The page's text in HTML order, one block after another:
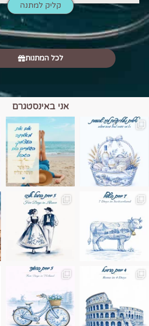
קליק למתנה
לכל המתנות
אני באינסטגרם
הם הגבול 💙🩵
בחבל אלזס צרפת
בחופשה שבו הכל נהיה פשוט יותר. החול, הי
Instagram post
Instagram post 17994326828955248